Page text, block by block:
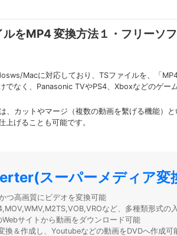
をMP4 変換方法１・フリーソ
Macに対応しており、TSファイルを、「
でなく、Panasonic TVやPS4、Xboxなどのゲー
、カットやマージ（複数の動画を繫げる機能）
上げることも可能です。
スーパーメディア変
つ高画質にビデオを変換可能
など、多種類形式の
サイトから動画をダウンロード可能
換＆作成し、Youtubeなどの動画をDVDへ作成可